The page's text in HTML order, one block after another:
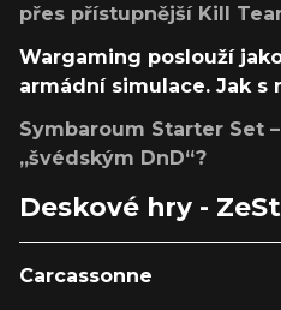
přes přístupnější Kill
Wargaming poslouží
armádní simulace. Jak s
Symbaroum Starter Set
„švédským DnD“?
Deskové hry -
Carcassonne